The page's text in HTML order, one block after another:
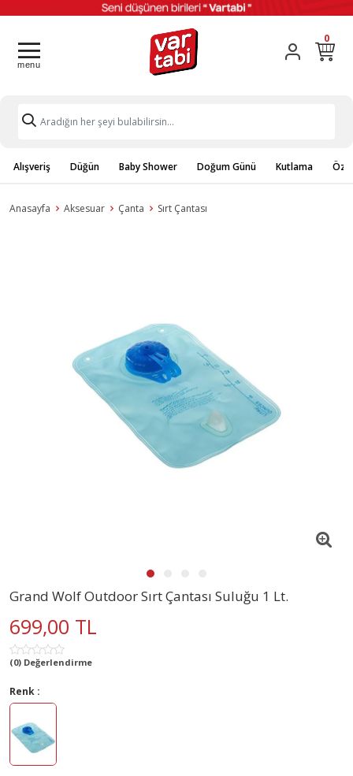
0
Alışveriş Düğün Baby Shower Doğum Günü Kutlama
Anasayfa Aksesuar Çanta Sırt Çantası
Grand Wolf Outdoor Sırt Çantası Suluğu 1 Lt.
699,00 TL
(0) Değerlendirme
Renk :